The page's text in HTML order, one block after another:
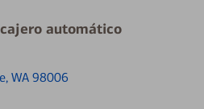
automático
WA 98006